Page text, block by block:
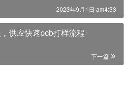
2023年9月1日 am4:33
供应快速pcb打样流程
下一篇